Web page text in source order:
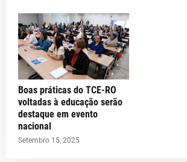
Boas práticas do TCE-RO
voltadas à educação serão
destaque em evento
nacional
Setembro 15, 2025